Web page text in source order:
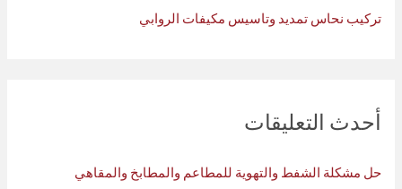
تركيب نحاس تمديد وتاسيس مكيفات الروابي
أحدث التعليقات
حل مشكلة الشفط والتهوية للمطاعم والمطابخ والمقاهي